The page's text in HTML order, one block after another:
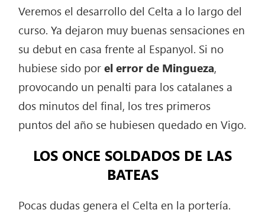
Veremos el desarrollo del Celta a lo largo del
curso. Ya dejaron muy buenas sensaciones en
su debut en casa frente al Espanyol. Si no
hubiese sido porel error de Mingueza,
provocando un penalti para los catalanes a
dos minutos del final, los tres primeros
puntos del año se hubiesen quedado en Vigo.
LOS ONCE SOLDADOS DE LAS
BATEAS
Pocas dudas genera el Celta en la portería.